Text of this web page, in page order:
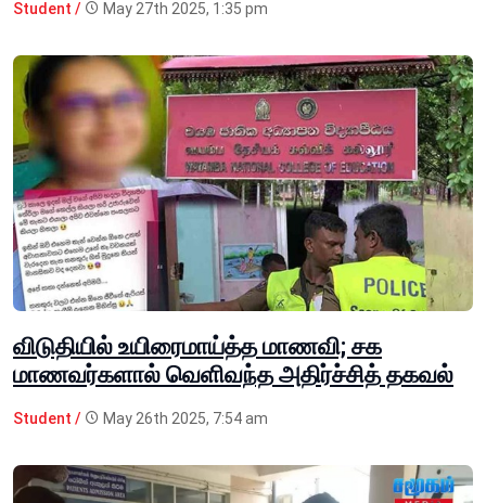
Student / May 27th 2025, 1:35 pm
விடுதியில் உயிரைமாய்த்த மாணவி; சக
மாணவர்களால் வெளிவந்த அதிர்ச்சித் தகவல்
Student / May 26th 2025, 7:54 am